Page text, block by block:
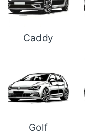
Caddy
Golf